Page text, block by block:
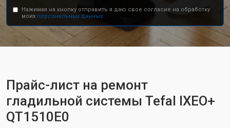
Нажимая на кнопку отправить я даю свое согласие на обработку
моих персональных данных.
Прайс-лист на ремонт
гладильной системы Tefal IXEO+
QT1510E0